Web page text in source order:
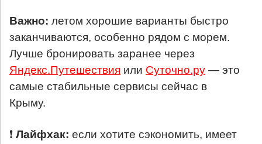
Важно: летом хорошие варианты быстро
заканчиваются, особенно рядом с морем.
Лучше бронировать заранее через
Яндекс.Путешествия или Суточно.ру — это
самые стабильные сервисы сейчас в
Крыму.
❗ Лайфхак: если хотите сэкономить, имеет